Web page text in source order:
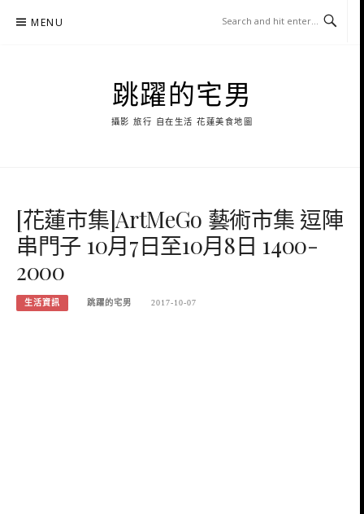
MENU
跳躍的宅男
攝影 旅行 自在生活 花蓮美食地圖
[花蓮市集]ArtMeGo 藝術市集 逗陣
串門子 10月7日至10月8日 1400-
2000
生活資訊 跳躍的宅男 2017-10-07